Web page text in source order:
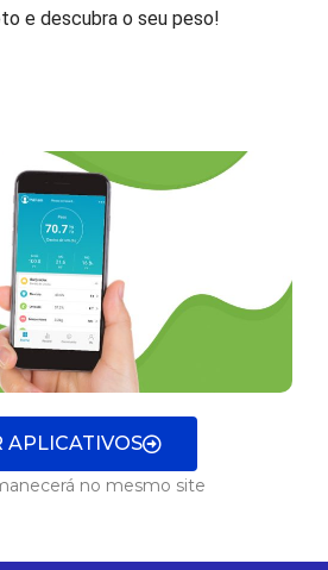
e descubra o seu peso!
APLICATIVOS
no mesmo site